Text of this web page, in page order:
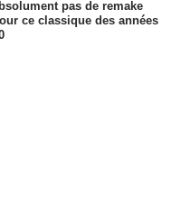
pas de remake
ce classique des années